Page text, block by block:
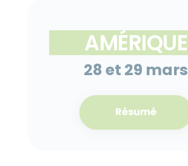
AMÉRIQUE
28 et 29 mars
Résumé